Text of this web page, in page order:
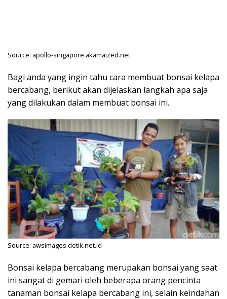
Source: apollo-singapore.akamaized.net
Bagi anda yang ingin tahu cara membuat bonsai kelapa
bercabang, berikut akan dijelaskan langkah apa saja
yang dilakukan dalam membuat bonsai ini.
Source: awsimages.detik.net.id
Bonsai kelapa bercabang merupakan bonsai yang saat
ini sangat di gemari oleh beberapa orang pencinta
tanaman bonsai kelapa bercabang ini, selain keindahan